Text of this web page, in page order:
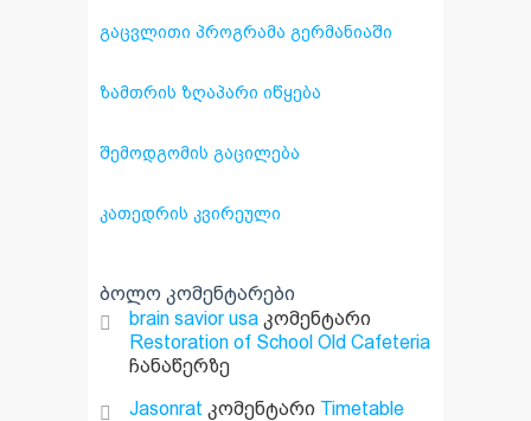
ᲒᲐᲪᲕᲚᲘᲗᲘ ᲞᲠᲝᲒᲠᲐᲛᲐ ᲒᲔᲠᲛᲐᲜᲘᲐᲨᲘ
ᲖᲐᲛᲗᲠᲘᲡ ᲖᲦᲐᲞᲐᲠᲘ ᲘᲬᲧᲔᲑᲐ
ᲨᲔᲛᲝᲓᲒᲝᲛᲘᲡ ᲒᲐᲪᲘᲚᲔᲑᲐ
ᲙᲐᲗᲔᲓᲠᲘᲡ ᲙᲕᲘᲠᲔᲣᲚᲘ
ბოლო კომენტარები
brain savior usa კომენტარი
Restoration of School Old Cafeteria
ჩანაწერზე
Jasonrat კომენტარი Timetable